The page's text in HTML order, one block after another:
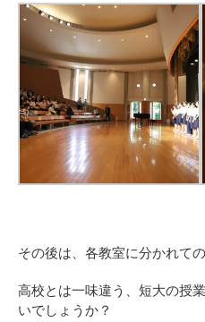
その後は、各教室に分かれて
高校とは一味違う、短大の授
いでしょうか？